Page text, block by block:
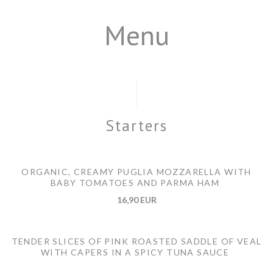
Menu
Starters
ORGANIC, CREAMY PUGLIA MOZZARELLA WITH
BABY TOMATOES AND PARMA HAM
16,90 EUR
TENDER SLICES OF PINK ROASTED SADDLE OF VEAL
WITH CAPERS IN A SPICY TUNA SAUCE